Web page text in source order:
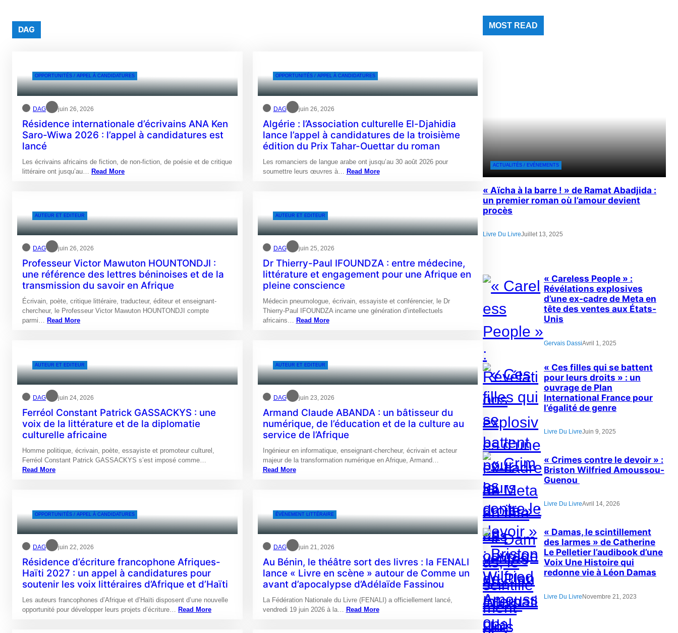
DAG
OPPORTUNITÉS / APPEL À CANDIDATURES
DAG juin 26, 2026
Résidence internationale d’écrivains ANA Ken
Saro-Wiwa 2026 : l’appel à candidatures est
lancé
Les écrivains africains de fiction, de non-fiction, de poésie et de critique
littéraire ont jusqu’au… Read More
OPPORTUNITÉS / APPEL À CANDIDATURES
DAG juin 26, 2026
Algérie : l’Association culturelle El-Djahidia
lance l’appel à candidatures de la troisième
édition du Prix Tahar-Ouettar du roman
Les romanciers de langue arabe ont jusqu’au 30 août 2026 pour
soumettre leurs œuvres à… Read More
AUTEUR ET EDITEUR
DAG juin 26, 2026
Professeur Victor Mawuton HOUNTONDJI :
une référence des lettres béninoises et de la
transmission du savoir en Afrique
Écrivain, poète, critique littéraire, traducteur, éditeur et enseignant-
chercheur, le Professeur Victor Mawuton HOUNTONDJI compte
parmi… Read More
AUTEUR ET EDITEUR
DAG juin 25, 2026
Dr Thierry-Paul IFOUNDZA : entre médecine,
littérature et engagement pour une Afrique en
pleine conscience
Médecin pneumologue, écrivain, essayiste et conférencier, le Dr
Thierry-Paul IFOUNDZA incarne une génération d’intellectuels
africains… Read More
AUTEUR ET EDITEUR
DAG juin 24, 2026
Ferréol Constant Patrick GASSACKYS : une
voix de la littérature et de la diplomatie
culturelle africaine
Homme politique, écrivain, poète, essayiste et promoteur culturel,
Ferréol Constant Patrick GASSACKYS s’est imposé comme…
Read More
AUTEUR ET EDITEUR
DAG juin 23, 2026
Armand Claude ABANDA : un bâtisseur du
numérique, de l’éducation et de la culture au
service de l’Afrique
Ingénieur en informatique, enseignant-chercheur, écrivain et acteur
majeur de la transformation numérique en Afrique, Armand…
Read More
OPPORTUNITÉS / APPEL À CANDIDATURES
DAG juin 22, 2026
Résidence d’écriture francophone Afriques-
Haïti 2027 : un appel à candidatures pour
soutenir les voix littéraires d’Afrique et d’Haïti
Les auteurs francophones d’Afrique et d’Haïti disposent d’une nouvelle
opportunité pour développer leurs projets d’écriture… Read More
ÉVÈNEMENT LITTÉRAIRE
DAG juin 21, 2026
Au Bénin, le théâtre sort des livres : la FENALI
lance « Livre en scène » autour de Comme un
avant d’apocalypse d’Adélaïde Fassinou
La Fédération Nationale du Livre (FENALI) a officiellement lancé,
vendredi 19 juin 2026 à la… Read More
MOST READ
ACTUALITÉS / EVÉNEMENTS
« Aïcha à la barre ! » de Ramat Abadjida :
un premier roman où l’amour devient
procès
Livre Du LivreJuillet 13, 2025
« Careless People » :
Révélations explosives
d’une ex-cadre de Meta en
tête des ventes aux États-
Unis
Gervais DassiAvril 1, 2025
« Ces filles qui se battent
pour leurs droits » : un
ouvrage de Plan
International France pour
l’égalité de genre
Livre Du LivreJuin 9, 2025
« Crimes contre le devoir » :
Briston Wilfried Amoussou-
Guenou
Livre Du LivreAvril 14, 2026
« Damas, le scintillement
des larmes » de Catherine
Le Pelletier l’audibook d’une
Voix Une Histoire qui
redonne vie à Léon Damas
Livre Du LivreNovembre 21, 2023